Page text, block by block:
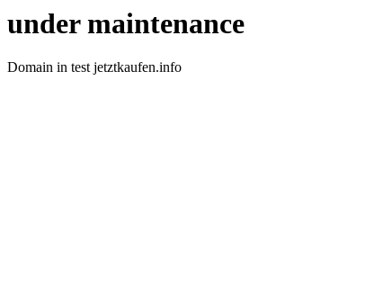
under maintenance
Domain in test jetztkaufen.info